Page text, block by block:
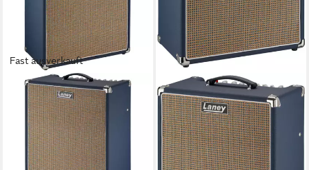
Fast ausverkauft
LANEY
Verstärker (LFSUPER60-212
Combo - Transistor Combo
Verstärker für E-Gitarre)
538,92 €
15,65 €mtl. in 48 Raten
LANEY
Verstärker (LF60-112 Combo
- Transistor Combo
Verstärker für E-Gitarre)
344,52 €
17,11 €mtl. in 24 Raten